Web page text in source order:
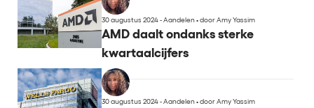
30 augustus 2024 - Aandelen•door Amy Yassim
AMD daalt ondanks sterke
kwartaalcijfers
30 augustus 2024 - Aandelen•door Amy Yassim